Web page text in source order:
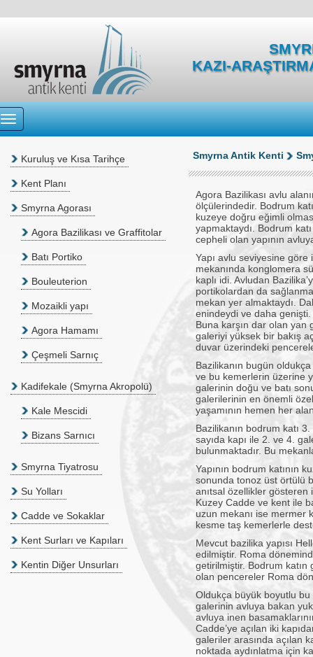
KAZI-
Kuruluş ve Kısa Tarihçe
Kent Planı
Smyrna Agorası
Agora Bazilikası ve Graffitolar
Batı Portiko
Bouleuterion
Mozaikli yapı
Agora Hamamı
Çeşmeli Sarnıç
Kadifekale (Smyrna Akropolü)
Kale Mescidi
Bizans Sarnıcı
Smyrna Tiyatrosu
Su Yolları
Cadde ve Sokaklar
Kent Surları ve Kapıları
Kentin Diğer Unsurları
Smyrna Antik Kenti
Agora Bazilikası avlu
ölçülerindedir. Bodrum
kuzeye doğru eğimli
yapmaktaydı. Bodrum
cepheli olan yapının
Yapı avlu seviyesine
mekanında konglomera
kaplı idi. Avludan
portikolardan da
mekan yer almaktaydı.
enindeydi ve daha genişti.
Buna karşın dar olan yan
galeriyi yüksek bir bakış
duvar üzerindeki
Bazilikanın bugün
ve bu kemerlerin üzerine
galerinin doğu ve batı
galerilerinin en önemli
yaşamının hemen her
Bazilikanın bodrum katı
sayıda kapı ile 2. ve 4.
bulunmaktadır. Bu
Yapının bodrum katının
sonunda tonoz üst örtülü
anıtsal özellikler gösteren
Kuzey Cadde ve kent ile
uzun mekanı ise mermer
kesme taş kemerlerle
Mevcut bazilika yapısı
edilmiştir. Roma
getirilmiştir. Bodrum katın
olan pencereler Roma
Oldukça büyük boyutlu bu
galerinin avluya bakan
avluya inen
Cadde’ye açılan iki
galeriler arasında açılan
noktada aydınlatma için